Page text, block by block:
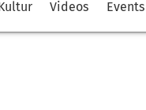
Videos Events